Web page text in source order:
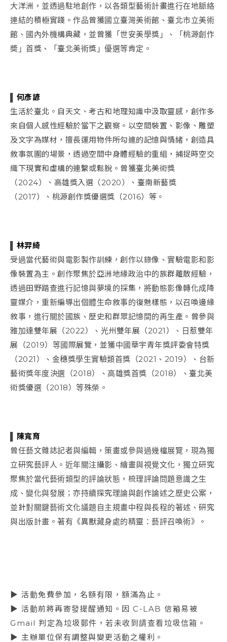
大洋洲，並透過駐地創作，以各類型藝術計畫進行在地脈絡
連結的積極實踐。作品曾獲國立臺灣美術館、臺北市立美術
館、國內外機構典藏，並曾獲「世安美學獎」、「桃源創作
奬」首獎、「臺北美術獎」優選等肯定。
何彥諺
生活於臺北。自天文、考古和地理知識中汲取靈感，創作多
來自個人感性經驗於當下之觀察。以空間裝置、影像、雕塑
及文字為媒材，擅長運用物件所勾連的記憶與情緒，創造具
敘事氛圍的場景，透過空間中身體經驗的重組，捕捉時空交
織下現實和虛構的連繫或鬆脫。曾獲臺北美術獎
（2024）、高雄獎入選（2020）、臺南新藝獎
（2017）、桃源創作獎優選獎（2016）等。
林羿綺
受過當代藝術與電影製作訓練，創作以錄像、實驗電影和影
像裝置為主。創作聚焦於亞洲地緣政治中的族群離散經驗，
透過田野踏查進行記憶與夢境的採集，將動態影像轉化成降
靈媒介，重新編導出個體生命敘事的復魅樣態，以召喚邊緣
敘事，進行關於國族、歷史和群眾記憶間的再生產。曾參與
雅加達雙年展（2022）、光州雙年展（2021）、日惹雙年
展（2019）等國際展覽，並獲中國華宇青年獎評委會特獎
（2021）、金穗獎學生實驗類首獎（2021、2019）
、台新
藝術獎年度決選（2018）、高雄獎首獎（2018）、臺北美
術獎優選（2018）等殊榮。
陳寬育
曾任藝文雜誌記者與編輯，策畫或參與過幾檔展覽，現為獨
立研究藝評人。近年關注攝影、繪畫與視覺文化，獨立研究
聚焦於當代藝術類型的評論狀態，梳理評論問題意識之生
成、變化與發展；亦持續探究理論與創作論述之歷史公案，
並針對關鍵藝術文化議題自主規畫中程與長程的著述、研究
與出版計畫。著有《異獸藏身處的精靈：藝評召喚術》。
▶ 活動免費參加，名額有限，額滿為止。
▶ 活動前將再寄發提醒通知。因 C-LAB 信箱易被
Gmail 判定為垃圾郵件，若未收到請查看垃圾信箱。
▶ 主辦單位保有調整與變更活動之權利。